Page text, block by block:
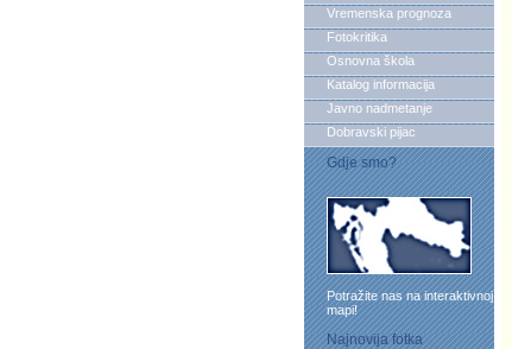
Vremenska prognoza
Fotokritika
Osnovna škola
Katalog informacija
Javno nadmetanje
Dobravski pijac
Gdje smo?
Potražite nas na interaktivnoj
mapi!
Najnovija fotka